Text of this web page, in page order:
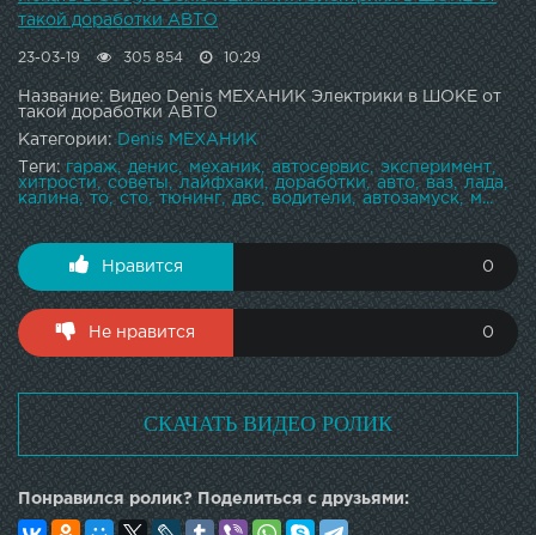
такой доработки АВТО
23-03-19 305 854 10:29
Название: Видео Denis МЕХАНИК Электрики в ШОКЕ от
такой доработки АВТО
Категории: Denis МЕХАНИК
Теги:гараж денис механик автосервис
эксперимент
хитрости
советы лайфхаки доработки авто ваз
лада
калина
то сто тюнинг двс водители автозамуск м...
Нравится 0
Не нравится 0
СКАЧАТЬ ВИДЕО РОЛИК
Понравился ролик? Поделиться с друзьями: